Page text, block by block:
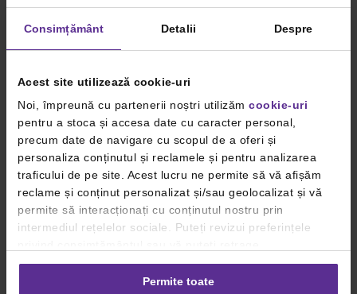
Consimțământ Detalii Despre
Acest site utilizează cookie-uri
Noi, împreună cu partenerii noștri utilizăm cookie-uri
pentru a stoca și accesa date cu caracter personal,
precum date de navigare cu scopul de a oferi și
personaliza conținutul și reclamele și pentru analizarea
traficului de pe site. Acest lucru ne permite să vă afișăm
reclame și conținut personalizat și/sau geolocalizat și vă
permite să interacționați cu conținutul nostru prin
intermediul rețelelor sociale. Puteți revizui preferințele
consimțământul oricând, făcând click pe linkul către
setările dvs. de cookie-uri.Permite toate